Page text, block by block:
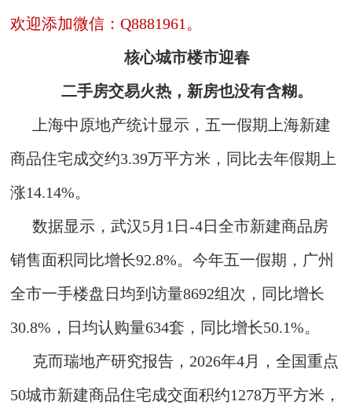
欢迎添加微信：Q8881961。
核心城市楼市迎春
二手房交易火热，新房也没有含糊。
上海中原地产统计显示，五一假期上海新建
商品住宅成交约3.39万平方米，同比去年假期上
涨14.14%。
数据显示，武汉5月1日-4日全市新建商品房
销售面积同比增长92.8%。今年五一假期，广州
全市一手楼盘日均到访量8692组次，同比增长
30.8%，日均认购量634套，同比增长50.1%。
克而瑞地产研究报告，2026年4月，全国重点
50城市新建商品住宅成交面积约1278万平方米，